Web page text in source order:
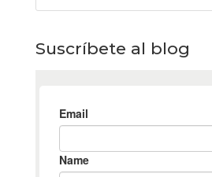
Suscríbete al blog